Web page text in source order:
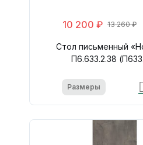
10 200 ₽ 13 260 ₽
Стол письменный
П6.633.2.38
Размеры